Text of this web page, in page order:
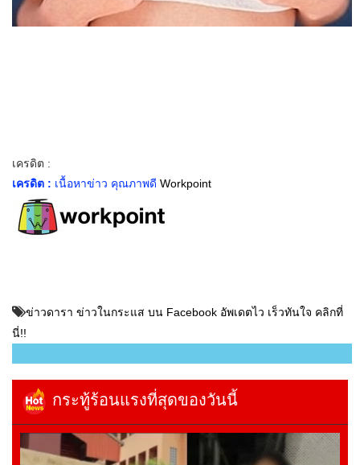
เครดิต :
เครดิต : เนื้อหาข่าว คุณภาพดี Workpoint
ข่าวดารา ข่าวในกระแส บน Facebook อัพเดตไว เร็วทันใจ คลิกที่
นี่!!
กระทู้ร้อนแรงที่สุดของวันนี้